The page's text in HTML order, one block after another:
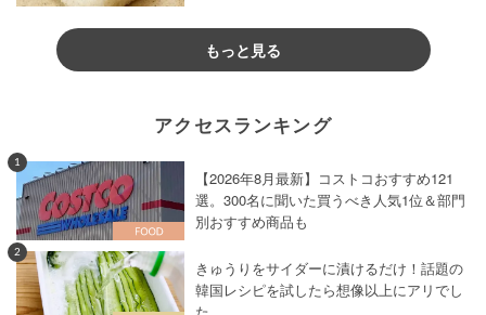
もっと見る
アクセスランキング
1
【2026年8月最新】コストコおすすめ121
選。300名に聞いた買うべき人気1位＆部門
別おすすめ商品も
2
きゅうりをサイダーに漬けるだけ！話題の
韓国レシピを試したら想像以上にアリでし